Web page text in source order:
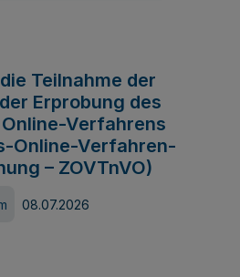
Teilnahme der
Erprobung des
Verfahrens
Online-Verfahren-
– ZOVTnVO)
08.07.2026